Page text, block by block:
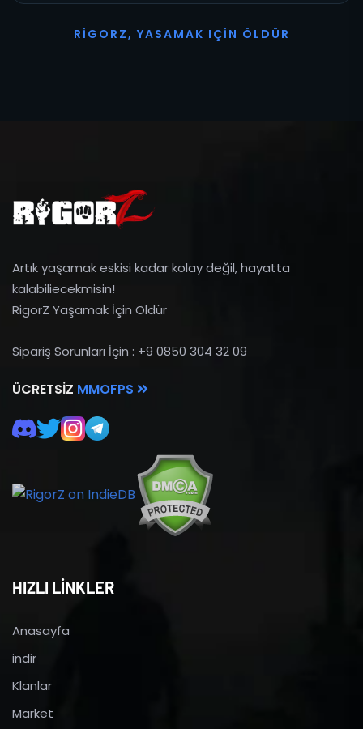
R I G O R Z, YASAMAK I ÇI N Ö L D Ü R
Artık yaşamak eskisi kadar kolay değil, hayatta
kalabiliecekmisin!
RigorZ Yaşamak İçin Öldür
Sipariş Sorunları İçin : +9 0850 304 32 09
ÜCRETSIZ MMOFPS
HIZLI LİNKLER
Anasayfa
indir
Klanlar
Market